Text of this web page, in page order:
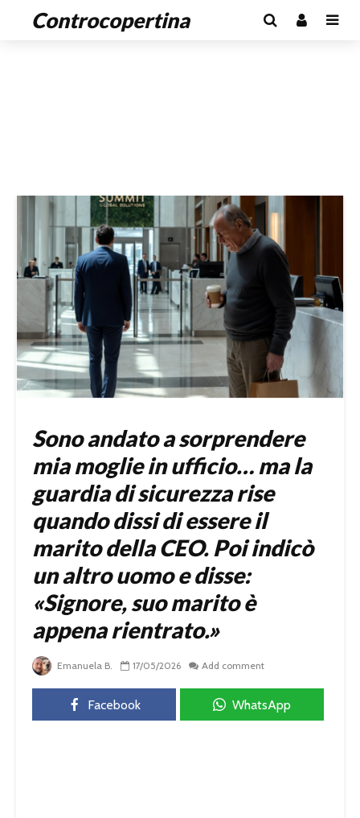
Controcopertina
Sono andato a sorprendere
mia moglie in ufficio… ma la
guardia di sicurezza rise
quando dissi di essere il
marito della CEO. Poi indicò
un altro uomo e disse:
«Signore, suo marito è
appena rientrato.»
Emanuela B. 17/05/2026 Add comment
Facebook WhatsApp